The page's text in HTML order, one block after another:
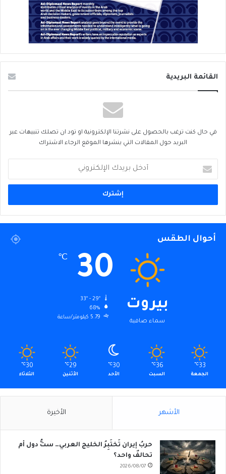
القائمة البريدية
في حال كنت ترغب بالحصول على نشرتنا الإلكترونية او تود ان تصلك تنبيهات عبر
البريد حول المقالات التي ينشرها الموقع الرجاء الاشتراك
بريدك
الإلكتروني
أحوال الطقس
بيروت
سماء صافية
30
℃
68%
5.79 كيلومتر/ساعة
33
℃
الجمعة
36
℃
السبت
30
℃
الأحد
29
℃
الأثنين
30
℃
الثلاثاء
الأشهر الأخيرة
حربُ إيران تَختَبِرُ الخليج العربي… ستُّ دول أم
تحالفٌ واحد؟
2026/08/07